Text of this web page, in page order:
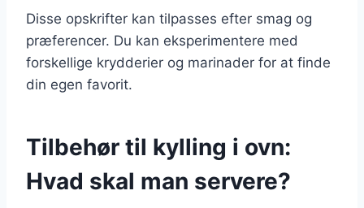
Disse opskrifter kan tilpasses efter smag og
præferencer. Du kan eksperimentere med
forskellige krydderier og marinader for at finde
din egen favorit.
Tilbehør til kylling i ovn:
Hvad skal man servere?